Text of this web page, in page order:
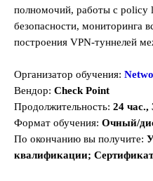
полномочий, работы с policy
безопасности, мониторинга
построения VPN-туннелей
Организатор обучения:
Вендор: Check Point
Продолжительность: 24 час.,
Формат обучения: Очный/
По окончанию вы получите:
квалификации;